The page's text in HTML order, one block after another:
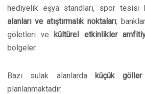
hediyelik eşya standları, spor tesisi
alanları ve atıştırmalık noktaları;
göletleri ve kültürel etkinlikler
bölgeler.
Bazı sulak alanlarda küçük göller
planlanmaktadır.